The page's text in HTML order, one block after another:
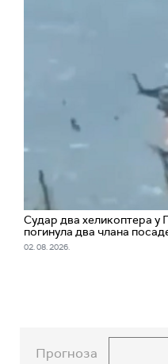
Судар два хеликоптера у
погинула два члана
02. 08. 2026.
Прогноза